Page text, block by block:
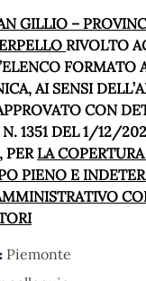
GILLIO –
RIVOLTO
FORMATO
AI SENSI
CON
1351 DEL 1/12/
PERLA
PIENO E
Piemonte